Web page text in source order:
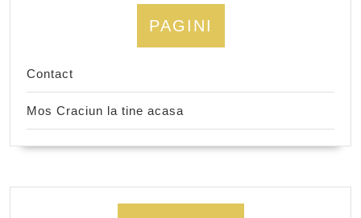
PAGINI
Contact
Mos Craciun la tine acasa